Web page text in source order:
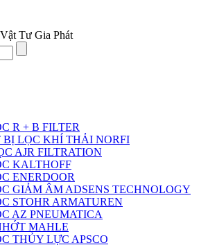
Tư Gia Phát
R + B FILTER
BỊ LỌC KHÍ THẢI NORFI
AJR FILTRATION
KALTHOFF
ENERDOOR
GIẢM ÂM ADSENS TECHNOLOGY
STOHR ARMATUREN
AZ PNEUMATICA
MAHLE
THỦY LỰC APSCO